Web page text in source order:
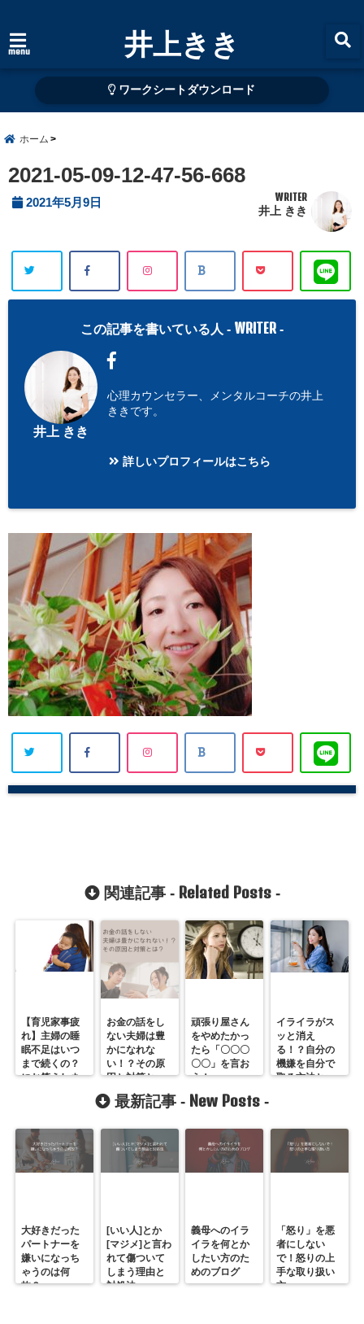
menu 井上きき
ワークシートダウンロード
ホーム
2021-05-09-12-47-56-668
2021年5月9日 WRITER
井上 きき
この記事を書いている人 - WRITER -
井上 きき
心理カウンセラー、メンタルコーチの井上
ききです。
詳しいプロフィールはこちら
関連記事 - Related Posts-
【育児家事疲
れ】主婦の睡
眠不足はいつ
まで続くの？
にお答えしま
お金の話をし
ない夫婦は豊
かになれな
い！？その原
因と対策と
頑張り屋さん
をやめたかっ
たら「〇〇〇
〇〇」を言お
う！
イライラがス
ッと消え
る！？自分の
機嫌を自分で
取る方法と
最新記事 - New Posts -
大好きだった
パートナーを
嫌いになっち
ゃうのは何
故？
[いい人]とか
[マジメ]と言わ
れて傷ついて
しまう理由と
対処法
義母へのイラ
イラを何とか
したい方のた
めのブログ
「怒り」を悪
者にしない
で！怒りの上
手な取り扱い
方